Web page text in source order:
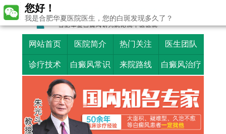
网站首页 医院简介 热门关注 医生团队
诊疗技术 白癜风常识 来院路线 白癜风治疗
您好！
我是合肥华夏医院医生，您的白斑发现多久了？